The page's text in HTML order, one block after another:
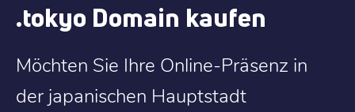
.tokyo Domain kaufen
Möchten Sie Ihre Online-Präsenz in
der japanischen Hauptstadt